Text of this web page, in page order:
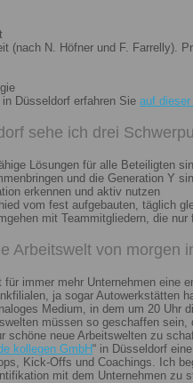
(nach N. Höfner und F. Farrelly).
Düsseldorf erfahren Sie auf
sehe ich drei
Lösungen für alle Beteiligten
und die Generation Y
erkennen und aktiv nutzen
vom fest aufgebauten, täglich
mit Teammitgliedern, die
Arbeitswelt von morgen
immer mehr Unternehmen
ja sogar
Medium, in dem um 20
müssen so geschaffen
schöne neue Arbeitswelten zu
kollegen GmbH“ in Düsseldorf
Kick-Offs und Coachings. Ich
mit dem Unternehmen zu